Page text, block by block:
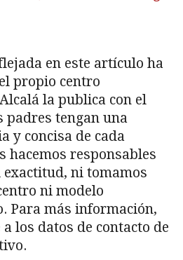
en este artículo ha
propio centro
la publica con el
padres tengan una
y concisa de cada
hacemos responsables
ni tomamos
ni modelo
Para más información,
los datos de contacto de